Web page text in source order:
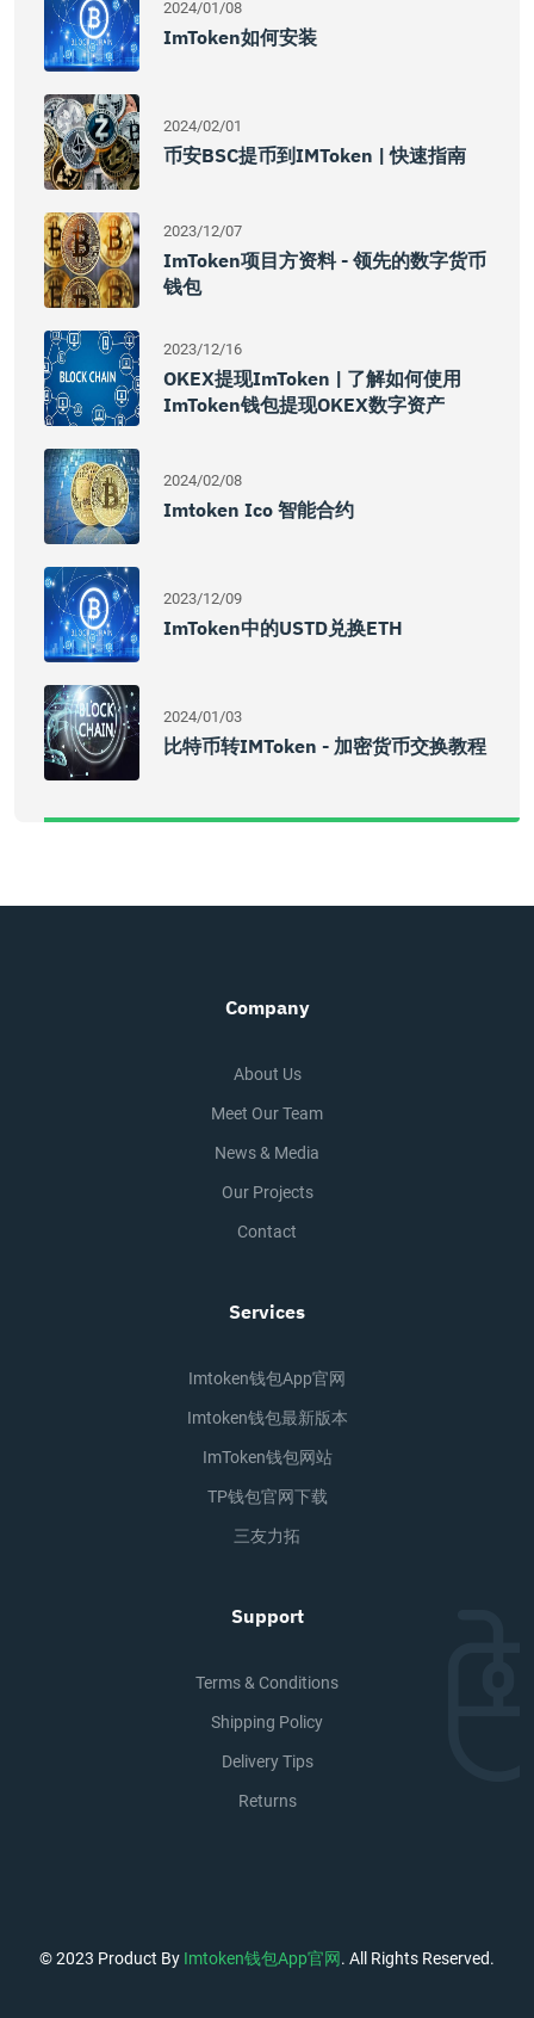
2024/01/08
ImToken如何安装
2024/02/01
币安BSC提币到IMToken | 快速指南
2023/12/07
ImToken项目方资料 - 领先的数字货币
钱包
2023/12/16
OKEX提现imToken | 了解如何使用
ImToken钱包提现OKEX数字资产
2024/02/08
Imtoken Ico 智能合约
2023/12/09
ImToken中的USTD兑换ETH
2024/01/03
比特币转IMToken - 加密货币交换教程
Company
About Us
Meet Our Team
News & Media
Our Projects
Contact
Services
Imtoken钱包app官网
Imtoken钱包最新版本
ImToken钱包网站
TP钱包官网下载
三友力拓
Support
Terms & Conditions
Shipping Policy
Delivery Tips
Returns
© 2023 Product By Imtoken钱包app官网. All Rights Reserved.